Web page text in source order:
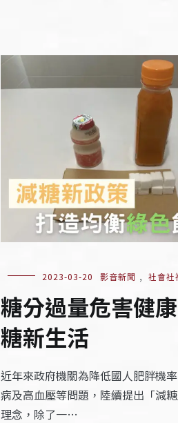
2023-03-20 影音新聞 , 社會社
糖分過量危害健
糖新生活
近年來政府機關為降低國人肥胖機
病及高血壓等問題，陸續提出「減
理念，除了一…